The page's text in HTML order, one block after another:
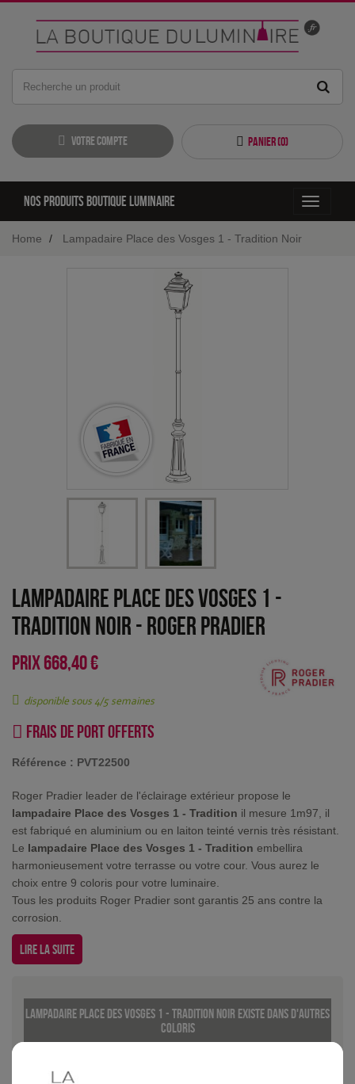
Votre compte Panier (0)
Toggle
Nos produits boutique luminaire
Home Lampadaire Place des Vosges 1 - Tradition Noir
Lampadaire Place des Vosges 1 -
Tradition Noir - Roger Pradier
PRIX668,40 €
disponible sous 4/5 semaines
Frais de port offerts
Référence : PVT22500
Roger Pradier leader de l'éclairage extérieur propose le
lampadaire Place des Vosges 1 - Tradition il mesure 1m97, il
est fabriqué en aluminium ou en laiton teinté vernis très résistant.
Le lampadaire Place des Vosges 1 - Tradition embellira
harmonieusement votre terrasse ou votre cour. Vous aurez le
choix entre 9 coloris pour votre luminaire.
Tous les produits Roger Pradier sont garantis 25 ans contre la
corrosion.
Lire la suite
Lampadaire Place des Vosges 1 - Tradition Noir existe dans d'autres
coloris